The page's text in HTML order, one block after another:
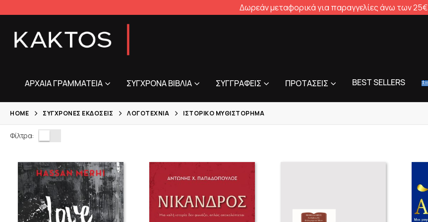
Δωρεάν μεταφορικά για παραγγελίες άνω των 25€
ΑΡΧΑΊΑ ΓΡΑΜΜΑΤΕΊΑ ΣΎΓΧΡΟΝΑ ΒΙΒΛΊΑ ΣΥΓΓΡΑΦΕΊΣ ΠΡΟΤΆΣΕΙΣ BEST SELLERS
HOME ΣΎΓΧΡΟΝΕΣ ΕΚΔΌΣΕΙΣ ΛΟΓΟΤΕΧΝΊΑ ΙΣΤΟΡΙΚΌ ΜΥΘΙΣΤΌΡΗΜΑ
Φίλτρα: